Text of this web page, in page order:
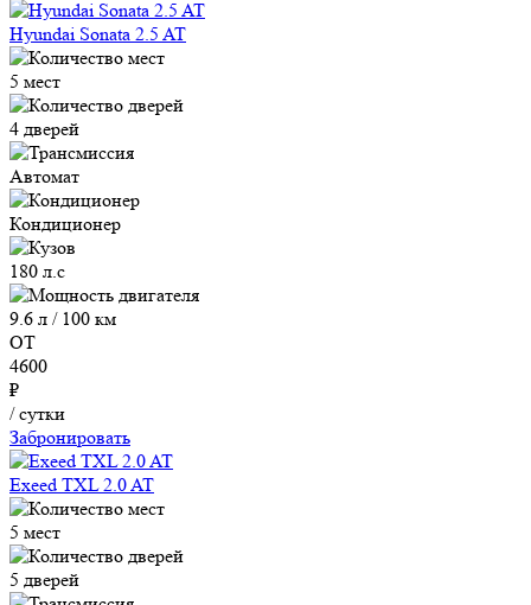
Hyundai Sonata 2.5 AT
5 мест
4 дверей
Автомат
Кондиционер
180 л.с
9.6 л / 100 км
ОТ
4600
₽
/ сутки
Забронировать
Exeed TXL 2.0 AT
5 мест
5 дверей